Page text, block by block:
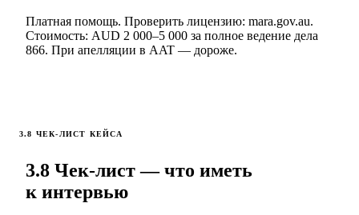
Платная помощь. Проверить лицензию: mara.gov.au.
Стоимость: AUD 2 000–5 000 за полное ведение дела
866. При апелляции в AAT — дороже.
3.8 ЧЕК-ЛИСТ КЕЙСА
3.8 Чек-лист — что иметь
к интервью